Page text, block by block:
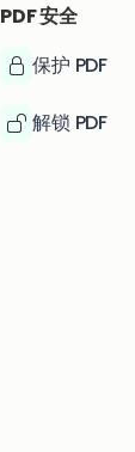
PDF 安全
保护 PDF
解锁 PDF